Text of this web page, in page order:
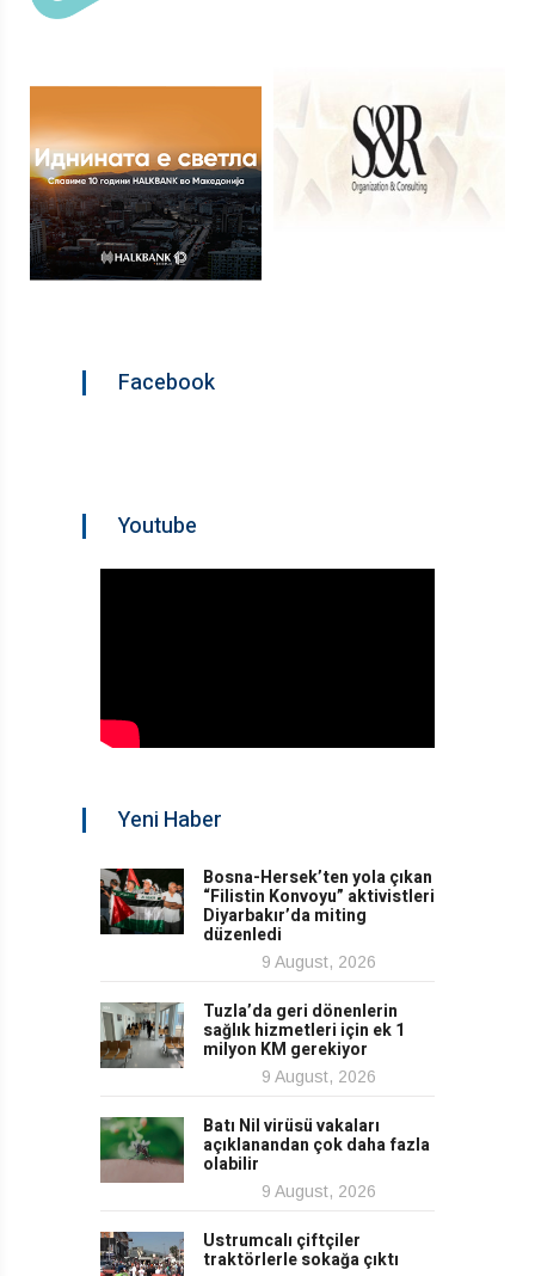
Facebook
Youtube
Yeni Haber
Bosna-Hersek’ten yola çıkan
“Filistin Konvoyu” aktivistleri
Diyarbakır’da miting
düzenledi
9 August, 2026
Tuzla’da geri dönenlerin
sağlık hizmetleri için ek 1
milyon KM gerekiyor
9 August, 2026
Batı Nil virüsü vakaları
açıklanandan çok daha fazla
olabilir
9 August, 2026
Ustrumcalı çiftçiler
traktörlerle sokağa çıktı